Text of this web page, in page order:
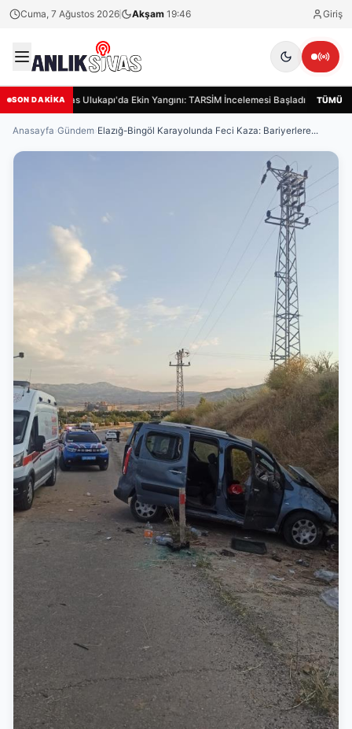
Cuma, 7 Ağustos 2026 Akşam 19:46 Giriş
SON DAKİKASivas Ulukapı'da Ekin Yangını: TARSİM İncelemesi Başladı TÜMÜ
Anasayfa Gündem Elazığ-Bingöl Karayolunda Feci Kaza: Bariyerlere...